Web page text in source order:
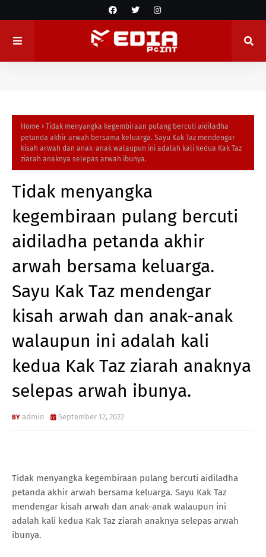
Home
Tidak menyangka kegembiraan pulang bercuti aidiladha
petanda akhir arwah bersama keluarga. Sayu Kak Taz mendengar
kisah arwah dan anak-anak walaupun ini adalah kali kedua Kak Taz
ziarah anaknya selepas arwah ibunya.
Tidak menyangka
kegembiraan pulang bercuti
aidiladha petanda akhir
arwah bersama keluarga.
Sayu Kak Taz mendengar
kisah arwah dan anak-anak
walaupun ini adalah kali
kedua Kak Taz ziarah anaknya
selepas arwah ibunya.
admin September 12, 2022
Tidak menyangka kegembiraan pulang bercuti aidiladha
petanda akhir arwah bersama keluarga. Sayu Kak Taz
mendengar kisah arwah dan anak-anak walaupun ini
adalah kali kedua Kak Taz ziarah anaknya selepas arwah
ibunya.